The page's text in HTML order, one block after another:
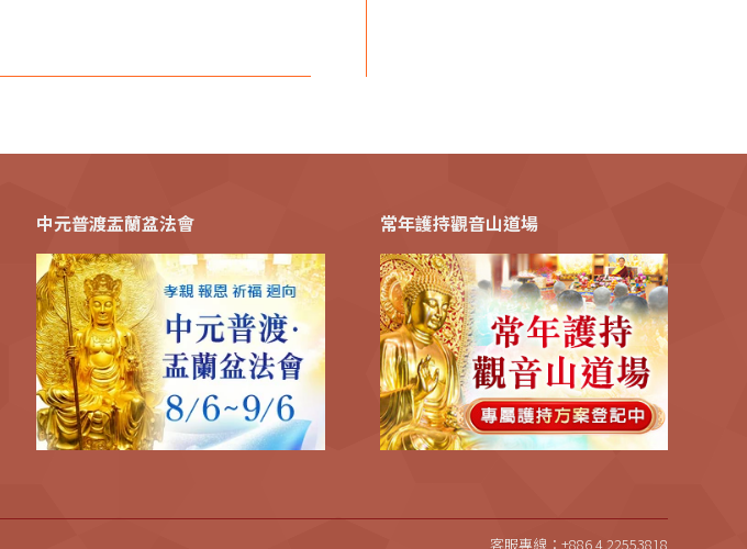
中元普渡盂蘭盆法會 常年護持觀音山道場
客服專線：+886 4 22553818